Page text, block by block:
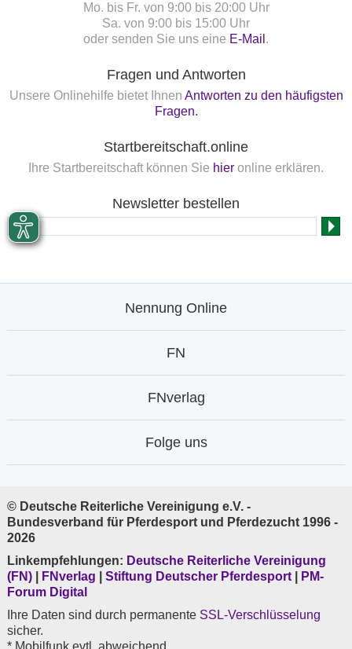
Mo. bis Fr. von 9:00 bis 20:00 Uhr
Sa. von 9:00 bis 15:00 Uhr
oder senden Sie uns eine E-Mail .
Fragen und Antworten
Unsere Onlinehilfe bietet Ihnen Antworten zu den häufigsten
Fragen.
Startbereitschaft.online
Ihre Startbereitschaft können Sie hier online erklären.
Newsletter bestellen
Nennung Online
FN
FNverlag
Folge uns
© Deutsche Reiterliche Vereinigung e.V. -
Bundesverband für Pferdesport und Pferdezucht 1996 -
2026
Linkempfehlungen: Deutsche Reiterliche Vereinigung
(FN)
FNverlag Stiftung Deutscher Pferdesport
PM-
Forum Digital
Ihre Daten sind durch permanente SSL-Verschlüsselung
sicher.
* Mobilfunk evtl. abweichend